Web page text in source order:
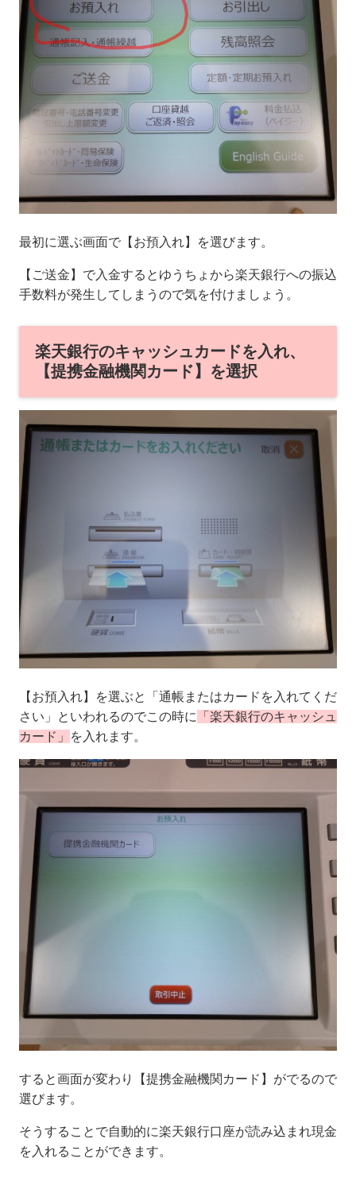
最初に選ぶ画面で【お預入れ】を選びます。
【ご送金】で入金するとゆうちょから楽天銀行への振込
手数料が発生してしまうので気を付けましょう。
楽天銀行のキャッシュカードを入れ、
【提携金融機関カード】を選択
【お預入れ】を選ぶと「通帳またはカードを入れてくだ
さい」といわれるのでこの時に
「楽天銀行のキャッシュ
カード」
を入れます。
すると画面が変わり【提携金融機関カード】がでるので
選びます。
そうすることで自動的に楽天銀行口座が読み込まれ現金
を入れることができます。